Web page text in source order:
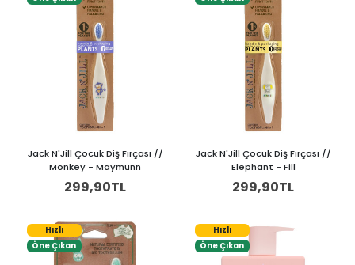
Jack N'Jill Çocuk Diş Fırçası //
Monkey - Maymunn
299,90TL
Jack N'Jill Çocuk Diş Fırçası //
Elephant - Fill
299,90TL
Hızlı
Öne Çıkan
Hızlı
Öne Çıkan